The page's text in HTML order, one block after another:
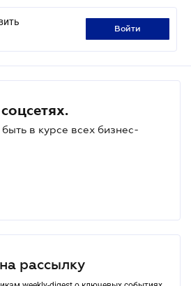
войти
в курсе всех бизнес-
рассылку